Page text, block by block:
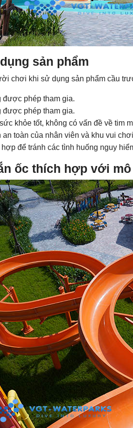
sản phẩm
chơi khi sử dụng sản phẩm cầu
được phép tham gia.
được phép tham gia.
khỏe tốt, không có vấn đề về tim
toàn của nhân viên và khu vui
để tránh các tình huống nguy
ốc thích hợp với